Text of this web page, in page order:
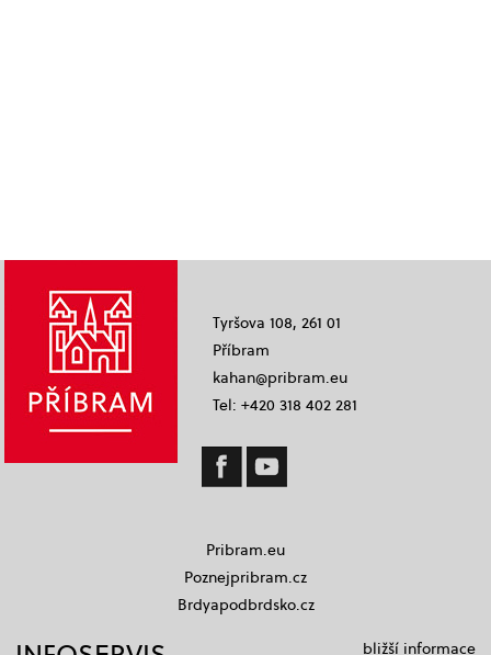
Tyršova 108, 261 01
Příbram
kahan@pribram.eu
Tel: +420 318 402 281
Pribram.eu
Poznejpribram.cz
Brdyapodbrdsko.cz
bližší informace